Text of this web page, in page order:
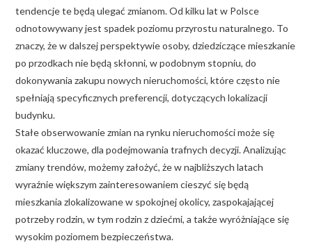
tendencje te będą ulegać zmianom. Od kilku lat w Polsce
odnotowywany jest spadek poziomu przyrostu naturalnego. To
znaczy, że w dalszej perspektywie osoby, dziedziczące mieszkanie
po przodkach nie będą skłonni, w podobnym stopniu, do
dokonywania zakupu nowych nieruchomości, które często nie
spełniają specyficznych preferencji, dotyczących lokalizacji
budynku.
Stałe obserwowanie zmian na rynku nieruchomości może się
okazać kluczowe, dla podejmowania trafnych decyzji. Analizując
zmiany trendów, możemy założyć, że w najbliższych latach
wyraźnie większym zainteresowaniem cieszyć się będą
mieszkania zlokalizowane w spokojnej okolicy, zaspokajającej
potrzeby rodzin, w tym rodzin z dziećmi, a także wyróżniające się
wysokim poziomem bezpieczeństwa.